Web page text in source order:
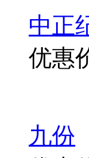
中正
优惠
九份